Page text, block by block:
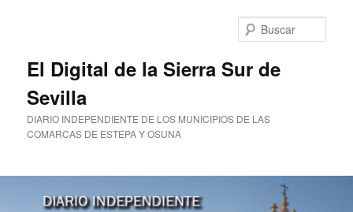
El Digital de la Sierra Sur de
Sevilla
DIARIO INDEPENDIENTE DE LOS MUNICIPIOS DE LAS
COMARCAS DE ESTEPA Y OSUNA